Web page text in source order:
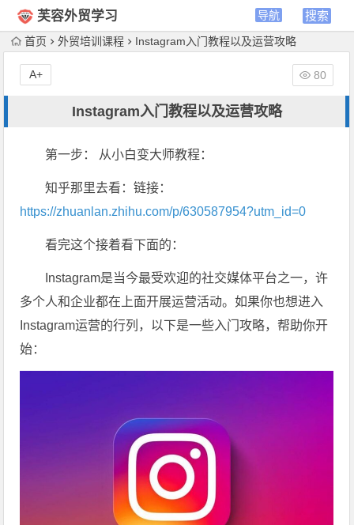
芙容外贸学习
首页 外贸培训课程 Instagram入门教程以及运营攻略
Instagram入门教程以及运营攻略
80
A+
第一步： 从小白变大师教程：
知乎那里去看：链接：
https://zhuanlan.zhihu.com/p/630587954?utm_id=0
看完这个接着看下面的：
Instagram是当今最受欢迎的社交媒体平台之一，许
多个人和企业都在上面开展运营活动。如果你也想进入
Instagram运营的行列，以下是一些入门攻略，帮助你开
始：